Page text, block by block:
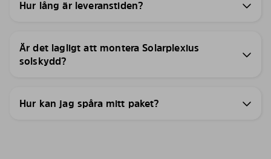
Hur lång är leveranstiden?
Är det lagligt att montera Solarplexius
solskydd?
Hur kan jag spåra mitt paket?